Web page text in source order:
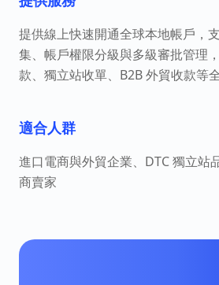
提供線上快速開通全球本地帳戶，
集、帳戶權限分級與多級審批管理
款、獨立站收單、B2B 外貿收款等
適合人群
進口電商與外貿企業、DTC 獨立站
商賣家